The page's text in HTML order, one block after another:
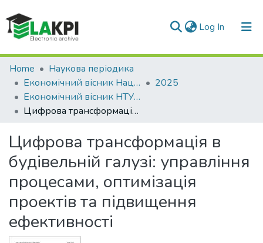
Log In (current)
Communities & Collections
All of DSpace
Statistics
Home
Наукова періодика
Економічний вісник Національного технічного університету України «Київський політехнічний інститут»
2025
Економічний вісник НТУУ «КПІ»: збірник наукових праць, № 35
Цифрова трансформація в будівельній галузі: управління процесами, оптимізація проектів та підвищення ефективності
Цифрова трансформація в
будівельній галузі: управління
процесами, оптимізація
проектів та підвищення
ефективності